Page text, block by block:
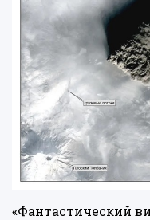
«Фантастический